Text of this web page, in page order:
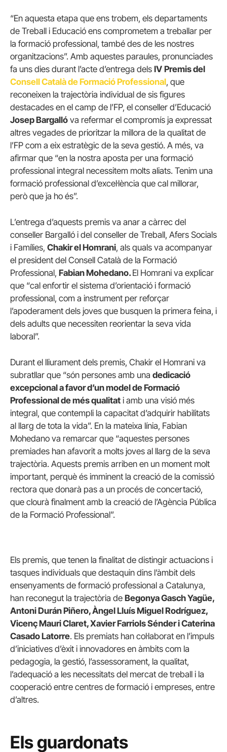
“En aquesta etapa que ens trobem, els departaments
de Treball i Educació ens comprometem a treballar per
la formació professional, també des de les nostres
organitzacions”. Amb aquestes paraules, pronunciades
fa uns dies durant l’acte d’entrega dels IV Premis del
Consell Català de Formació Professional, que
reconeixen la trajectòria individual de sis figures
destacades en el camp de l’FP, el conseller d’Educació
Josep Bargalló va refermar el compromís ja expressat
altres vegades de prioritzar la millora de la qualitat de
l’FP com a eix estratègic de la seva gestió. A més, va
afirmar que “en la nostra aposta per una formació
professional integral necessitem molts aliats. Tenim una
formació professional d’excel·lència que cal millorar,
però que ja ho és”.
L’entrega d’aquests premis va anar a càrrec del
conseller Bargalló i del conseller de Treball, Afers Socials
i Famílies, Chakir el Homrani, als quals va acompanyar
el president del Consell Català de la Formació
Professional, Fabian Mohedano. El Homrani va explicar
que “cal enfortir el sistema d’orientació i formació
professional, com a instrument per reforçar
l’apoderament dels joves que busquen la primera feina, i
dels adults que necessiten reorientar la seva vida
laboral”.
Durant el lliurament dels premis, Chakir el Homrani va
subratllar que “són persones amb una dedicació
excepcional a favor d’un model de Formació
Professional de més qualitat i amb una visió més
integral, que contempli la capacitat d’adquirir habilitats
al llarg de tota la vida”. En la mateixa línia, Fabian
Mohedano va remarcar que “aquestes persones
premiades han afavorit a molts joves al llarg de la seva
trajectòria. Aquests premis arriben en un moment molt
important, perquè és imminent la creació de la comissió
rectora que donarà pas a un procés de concertació,
que clourà finalment amb la creació de l’Agència Pública
de la Formació Professional”.
Els premis, que tenen la finalitat de distingir actuacions i
tasques individuals que destaquin dins l’àmbit dels
ensenyaments de formació professional a Catalunya,
han reconegut la trajectòria de Begonya Gasch Yagüe,
Antoni Durán Piñero, Àngel Lluís Miguel Rodríguez,
Vicenç Mauri Claret, Xavier Farriols Sénder i Caterina
Casado Latorre. Els premiats han col·laborat en l’impuls
d’iniciatives d’èxit i innovadores en àmbits com la
pedagogia, la gestió, l’assessorament, la qualitat,
l’adequació a les necessitats del mercat de treball i la
cooperació entre centres de formació i empreses, entre
d’altres.
Els guardonats